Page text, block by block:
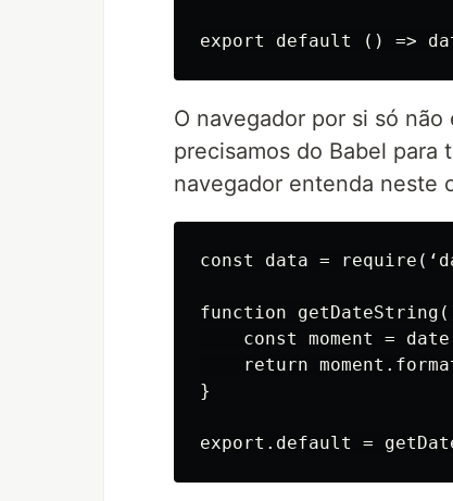
O navegador por si só
precisamos do Babel para
navegador entenda neste
const data =
function
const moment =
return
}